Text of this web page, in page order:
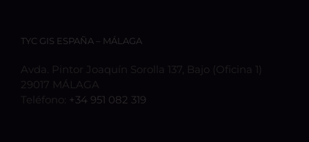
TYC GIS ESPAÑA – MÁLAGA
Avda. Pintor Joaquín Sorolla 137, Bajo (Oficina 1)
29017 MÁLAGA
Teléfono: +34 951 082 319